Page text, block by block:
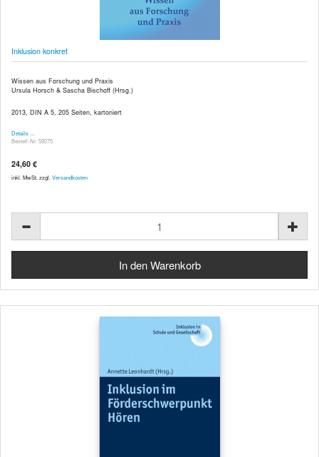
Inklusion konkret
Wissen aus Forschung und Praxis
Ursula Horsch & Sascha Bischoff (Hrsg.)
2013, DIN A 5, 205 Seiten, kartoniert
Details …
Bestell-Nr. 59275
24,60 €
inkl. MwSt. zzgl. Versandkosten